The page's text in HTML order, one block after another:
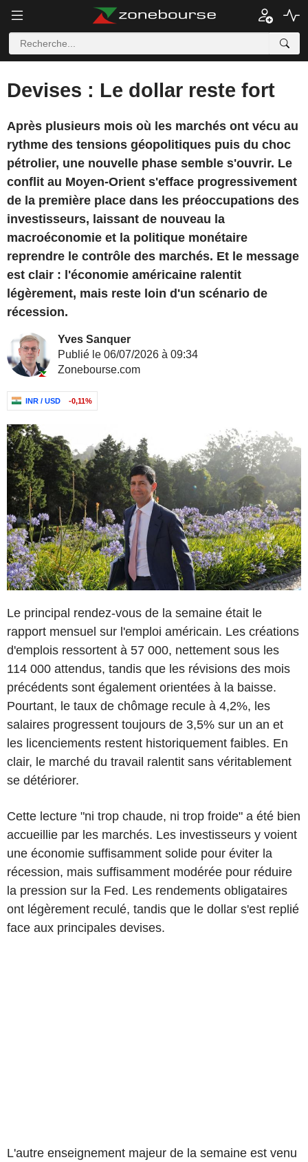
Devises : Le dollar reste fort
Après plusieurs mois où les marchés ont vécu au
rythme des tensions géopolitiques puis du choc
pétrolier, une nouvelle phase semble s'ouvrir. Le
conflit au Moyen-Orient s'efface progressivement
de la première place dans les préoccupations des
investisseurs, laissant de nouveau la
macroéconomie et la politique monétaire
reprendre le contrôle des marchés. Et le message
est clair : l'économie américaine ralentit
légèrement, mais reste loin d'un scénario de
récession.
Yves Sanquer
Publié le 06/07/2026 à 09:34
Zonebourse.com
INR / USD -0,11%
Le principal rendez-vous de la semaine était le
rapport mensuel sur l'emploi américain. Les créations
d'emplois ressortent à 57 000, nettement sous les
114 000 attendus, tandis que les révisions des mois
précédents sont également orientées à la baisse.
Pourtant, le taux de chômage recule à 4,2%, les
salaires progressent toujours de 3,5% sur un an et
les licenciements restent historiquement faibles. En
clair, le marché du travail ralentit sans véritablement
se détériorer.
Cette lecture "ni trop chaude, ni trop froide" a été bien
accueillie par les marchés. Les investisseurs y voient
une économie suffisamment solide pour éviter la
récession, mais suffisamment modérée pour réduire
la pression sur la Fed. Les rendements obligataires
ont légèrement reculé, tandis que le dollar s'est replié
face aux principales devises.
L'autre enseignement majeur de la semaine est venu